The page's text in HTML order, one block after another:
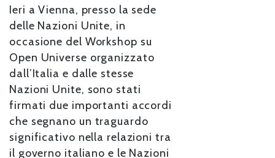
Ieri a Vienna, presso la sede
delle Nazioni Unite, in
occasione del Workshop su
Open Universe organizzato
dall’Italia e dalle stesse
Nazioni Unite, sono stati
firmati due importanti accordi
che segnano un traguardo
significativo nella relazioni tra
il governo italiano e le Nazioni